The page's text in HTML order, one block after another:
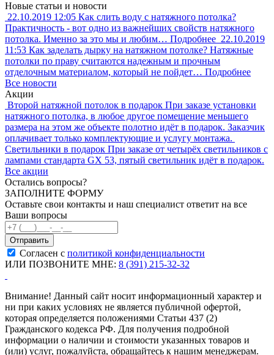
Новые статьи и новости
22.10.2019 12:05 Как слить воду с натяжного потолка?
Практичность - вот одно из важнейших свойств натяжного
потолка. Именно за это мы и любим… Подробнее 22.10.2019
11:53 Как заделать дырку на натяжном потолке? Натяжные
потолки по праву считаются надежным и прочным
отделочным материалом, который не пойдет… Подробнее
Все новости
Акции
Второй натяжной потолок в подарок При заказе установки
натяжного потолка, в любое другое помещение меньшего
размера на этом же объекте полотно идёт в подарок. Заказчик
оплачивает только комплектующие и услугу монтажа.
Светильники в подарок При заказе от четырёх светильников с
лампами стандарта GX 53, пятый светильник идёт в подарок.
Все акции
Остались вопросы?
ЗАПОЛНИТЕ ФОРМУ
Оставьте свои контакты и наш специалист ответит на все
Ваши вопросы
Согласен с политикой конфиденциальности
ИЛИ ПОЗВОНИТЕ МНЕ: 8 (391) 215-32-32
Внимание! Данный сайт носит информационный характер и
ни при каких условиях не является публичной офертой,
которая определяется положениями Статьи 437 (2)
Гражданского кодекса РФ. Для получения подробной
информации о наличии и стоимости указанных товаров и
(или) услуг, пожалуйста, обращайтесь к нашим менеджерам.